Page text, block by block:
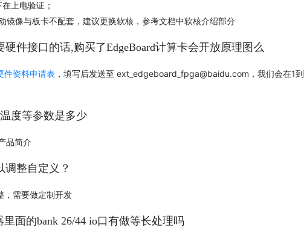
上电验证；
镜像与板卡不配套，建议更换软核，参考文档中软核介绍部分
件接口的话,购买了EdgeBoard计算卡会开放原理图么
件资料申请表 ，填写后发送至 ext_edgeboard_fpga@baidu.com，我们会在1到
度等参数是多少
品简介
调整自定义？
，需要做定制开发
面的bank 26/44 io口有做等长处理吗